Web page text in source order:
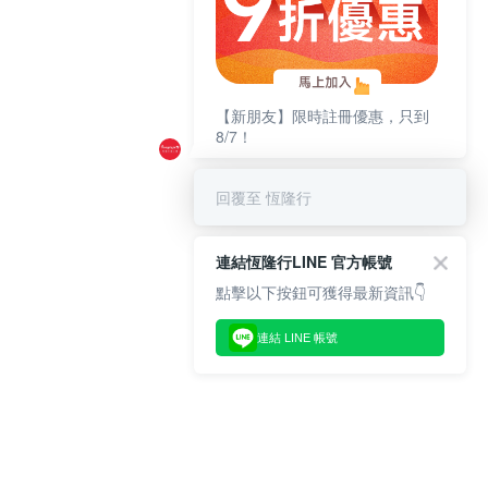
【新朋友】限時註冊優惠，只到
8/7！
回覆至 恆隆行
連結恆隆行LINE 官方帳號
點擊以下按鈕可獲得最新資訊👇
連結 LINE 帳號